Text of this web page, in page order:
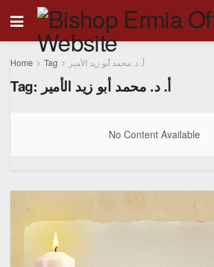
Home Tag أ. د. محمد أبو زيد الأمير
Tag: أ. د. محمد أبو زيد الأمير
No Content Available